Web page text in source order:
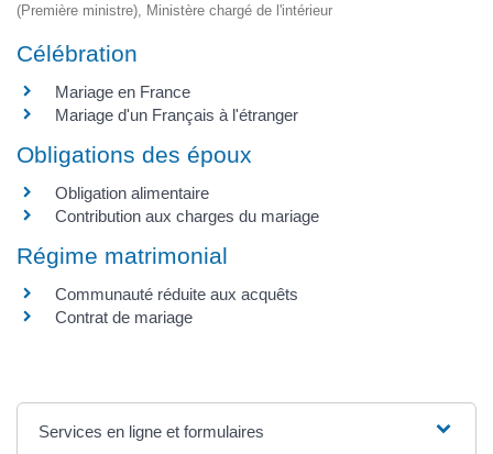
(Première ministre), Ministère chargé de l'intérieur
Célébration
Mariage en France
Mariage d'un Français à l'étranger
Obligations des époux
Obligation alimentaire
Contribution aux charges du mariage
Régime matrimonial
Communauté réduite aux acquêts
Contrat de mariage
Services en ligne et formulaires